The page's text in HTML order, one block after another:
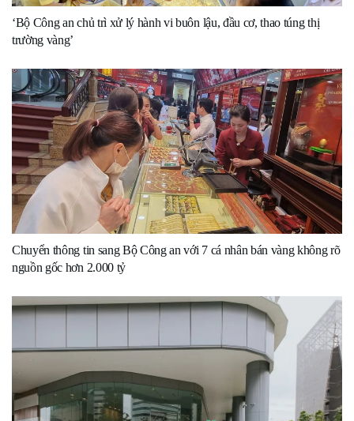
‘Bộ Công an chủ trì xử lý hành vi buôn lậu, đầu cơ, thao túng thị
trường vàng’
Chuyển thông tin sang Bộ Công an với 7 cá nhân bán vàng không rõ
nguồn gốc hơn 2.000 tỷ